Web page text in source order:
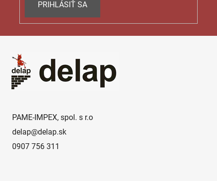
PRIHLÁSIŤ SA
PAME-IMPEX, spol. s r.o
delap@delap.sk
0907 756 311